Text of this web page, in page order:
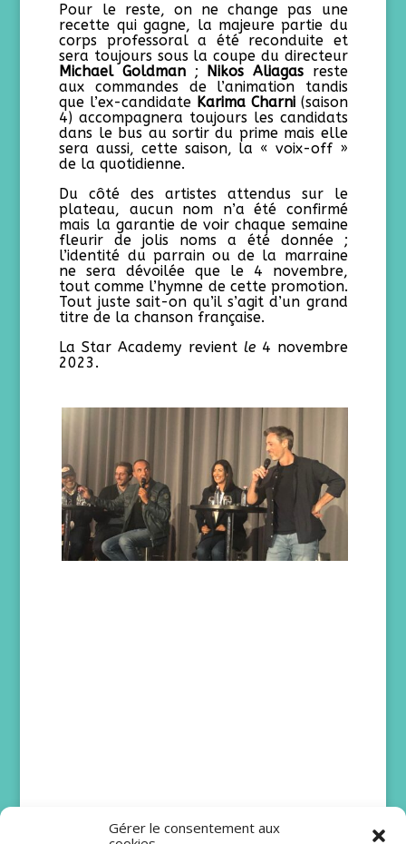
Gérer le consentement aux
Pour le reste, on ne change pas une
recette qui gagne, la majeure partie du
corps professoral a été reconduite et
sera toujours sous la coupe du directeur
Michael Goldman ; Nikos Aliagasreste
aux commandes de l’animation tandis
que l’ex-candidate Karima Charni(saison
4) accompagnera toujours les candidats
dans le bus au sortir du prime mais elle
sera aussi, cette saison, la « voix-off »
de la quotidienne.
Du côté des artistes attendus sur le
plateau, aucun nom n’a été confirmé
mais la garantie de voir chaque semaine
fleurir de jolis noms a été donnée ;
l’identité du parrain ou de la marraine
ne sera dévoilée que le 4 novembre,
tout comme l’hymne de cette promotion.
Tout juste sait-on qu’il s’agit d’un grand
titre de la chanson française.
La Star Academy revient le4 novembre
2023.